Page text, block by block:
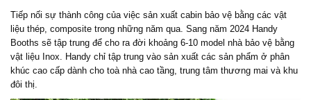
Tiếp nối sự thành công của việc sản xuất cabin bảo vệ bằng các vật
liệu thép, composite trong những năm qua. Sang năm 2024 Handy
Booths sẽ tập trung để cho ra đời khoảng 6-10 model nhà bảo vệ bằng
vật liệu Inox. Handy chỉ tập trung vào sản xuất các sản phẩm ở phân
khúc cao cấp dành cho toà nhà cao tầng, trung tâm thương mai và khu
đôi thị.